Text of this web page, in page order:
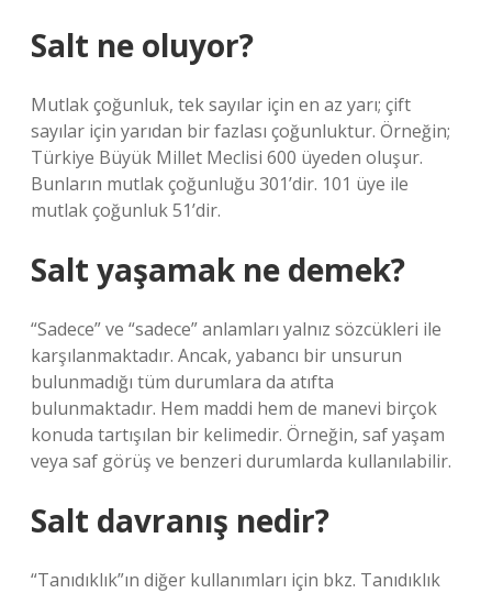
Salt ne oluyor?
Mutlak çoğunluk, tek sayılar için en az yarı; çift
sayılar için yarıdan bir fazlası çoğunluktur. Örneğin;
Türkiye Büyük Millet Meclisi 600 üyeden oluşur.
Bunların mutlak çoğunluğu 301’dir. 101 üye ile
mutlak çoğunluk 51’dir.
Salt yaşamak ne demek?
“Sadece” ve “sadece” anlamları yalnız sözcükleri ile
karşılanmaktadır. Ancak, yabancı bir unsurun
bulunmadığı tüm durumlara da atıfta
bulunmaktadır. Hem maddi hem de manevi birçok
konuda tartışılan bir kelimedir. Örneğin, saf yaşam
veya saf görüş ve benzeri durumlarda kullanılabilir.
Salt davranış nedir?
“Tanıdıklık”ın diğer kullanımları için bkz. Tanıdıklık